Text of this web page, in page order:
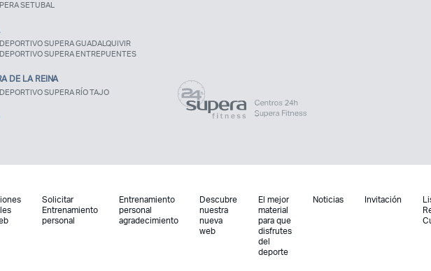
SETUBAL
SUPERA GUADALQUIVIR
SUPERA ENTREPUENTES
DE LA REINA
SUPERA RÍO TAJO
Solicitar
Entrenamiento
personal
Entrenamiento
personal
agradecimiento
Descubre
nuestra
nueva
web
El mejor
material
para que
disfrutes
del
deporte
Noticias Invitación